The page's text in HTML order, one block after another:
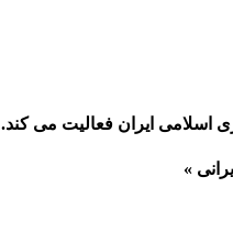
اسلامی ایران فعالیت می کند.
»